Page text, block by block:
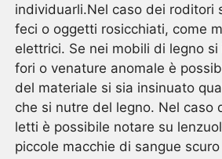
individuarli.Nel caso dei roditori
feci o oggetti rosicchiati, come
elettrici. Se nei mobili di legno
fori o venature anomale è
del materiale si sia insinuato
che si nutre del legno. Nel caso
letti è possibile notare su
piccole macchie di sangue